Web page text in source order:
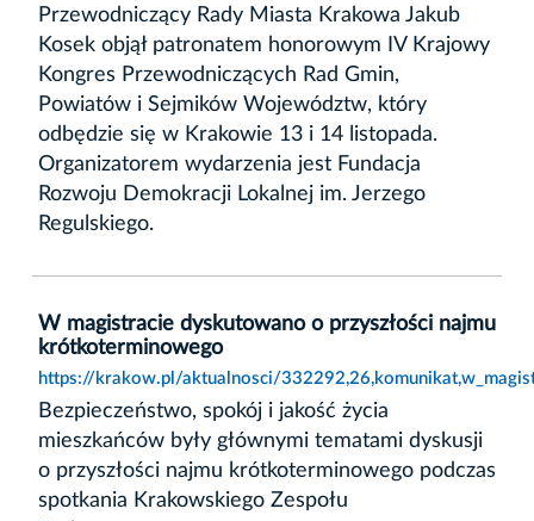
Przewodniczący Rady Miasta Krakowa Jakub
Kosek objął patronatem honorowym IV Krajowy
Kongres Przewodniczących Rad Gmin,
Powiatów i Sejmików Województw, który
odbędzie się w Krakowie 13 i 14 listopada.
Organizatorem wydarzenia jest Fundacja
Rozwoju Demokracji Lokalnej im. Jerzego
Regulskiego.
W magistracie dyskutowano o przyszłości najmu
krótkoterminowego
https://krakow.pl/aktualnosci/
Bezpieczeństwo, spokój i jakość życia
mieszkańców były głównymi tematami dyskusji
o przyszłości najmu krótkoterminowego podczas
spotkania Krakowskiego Zespołu